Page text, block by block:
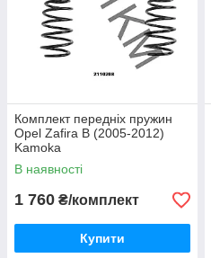
Комплект передніх пружин
Opel Zafira B (2005-2012)
Kamoka
В наявності
1 760 ₴/комплект
Купити